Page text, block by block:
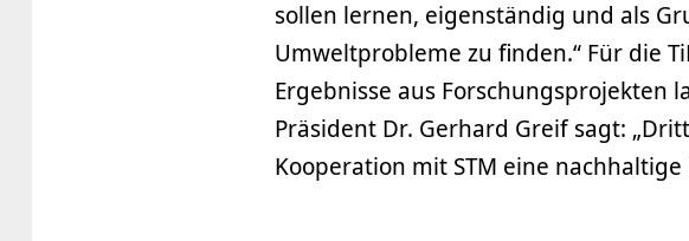
sollen lernen, eigenständig und als
Umweltprobleme zu finden.“ Für die
Ergebnisse aus Forschungsprojekten
Präsident Dr. Gerhard Greif sagt:
Kooperation mit STM eine